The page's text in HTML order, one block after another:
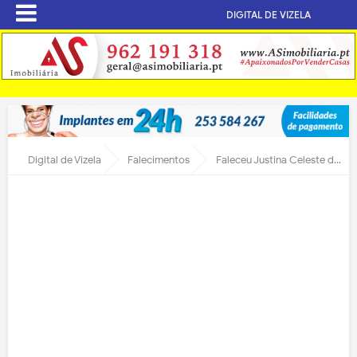
DIGITAL DE VIZELA
Digital de Vizela Falecimentos Faleceu Justina Celeste de Almeida